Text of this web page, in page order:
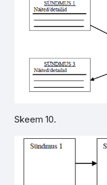
Skeem 10.